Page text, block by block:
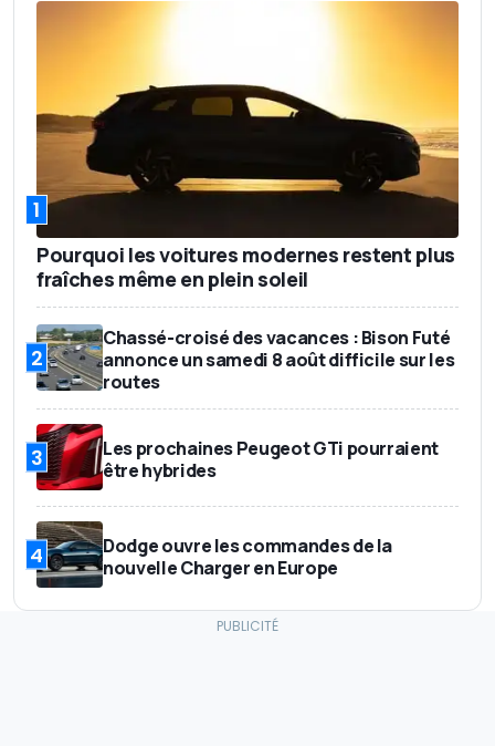
1
Pourquoi les voitures modernes restent plus
fraîches même en plein soleil
2
Chassé-croisé des vacances : Bison Futé
annonce un samedi 8 août difficile sur les
routes
3
Les prochaines Peugeot GTi pourraient
être hybrides
4
Dodge ouvre les commandes de la
nouvelle Charger en Europe